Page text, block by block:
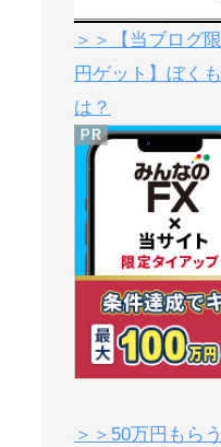
＞＞【当ブログ
円ゲット】ぼく
は？
＞＞50万円もら